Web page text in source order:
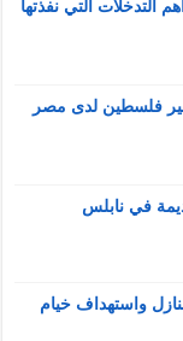
التدخلات التي نفذتها
فلسطين لدى مصر
في نابلس
واستهداف خيام